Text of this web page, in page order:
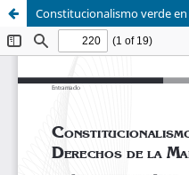
Constitucionalismo verde